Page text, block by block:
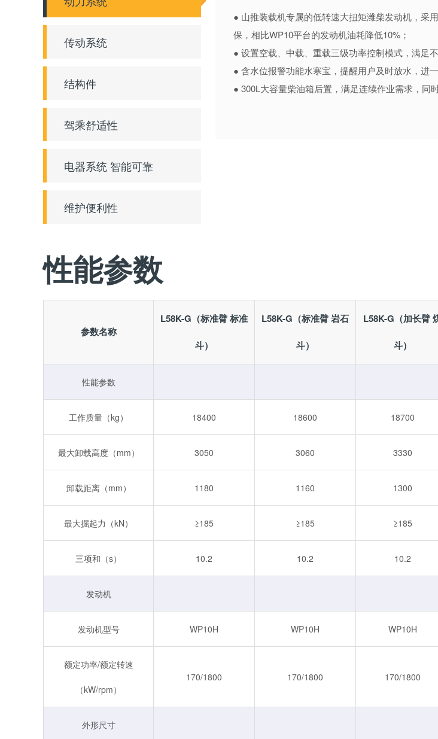
传动系统
结构件
驾乘舒适性
电器系统 智能可靠
维护便利性
● 山推装载机专属的低转速大扭矩潍柴发动机，采
保，相比WP10平台的发动机油耗降低10%；
● 设置空载、中载、重载三级功率控制模式，满足
● 含水位报警功能水寒宝，提醒用户及时放水，进
● 300L大容量柴油箱后置，满足连续作业需求，同
性能参数
参数名称
L58K-G（标准臂 标准
斗）
L58K-G（标准臂 岩石
斗）
L58K-G（加长臂
斗）
性能参数
工作质量（kg） 18400 18600 18700
最大卸载高度（mm） 3050 3060 3330
卸载距离（mm） 1180 1160 1300
最大掘起力（kN） ≥185 ≥185 ≥185
三项和（s） 10.2 10.2 10.2
发动机
发动机型号 WP10H WP10H WP10H
额定功率/额定转速
（kW/rpm）
170/1800 170/1800 170/1800
外形尺寸